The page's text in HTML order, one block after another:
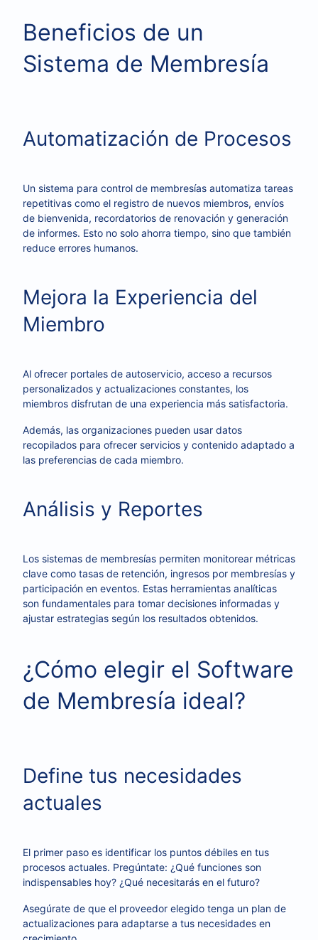
Beneficios de un
Sistema de Membresía
Automatización de Procesos
Un sistema para control de membresías automatiza tareas
repetitivas como el registro de nuevos miembros, envíos
de bienvenida, recordatorios de renovación y generación
de informes. Esto no solo ahorra tiempo, sino que también
reduce errores humanos.
Mejora la Experiencia del
Miembro
Al ofrecer portales de autoservicio, acceso a recursos
personalizados y actualizaciones constantes, los
miembros disfrutan de una experiencia más satisfactoria.
Además, las organizaciones pueden usar datos
recopilados para ofrecer servicios y contenido adaptado a
las preferencias de cada miembro.
Análisis y Reportes
Los sistemas de membresías permiten monitorear métricas
clave como tasas de retención, ingresos por membresías y
participación en eventos. Estas herramientas analíticas
son fundamentales para tomar decisiones informadas y
ajustar estrategias según los resultados obtenidos.
¿Cómo elegir el Software
de Membresía ideal?
Define tus necesidades
actuales
El primer paso es identificar los puntos débiles en tus
procesos actuales. Pregúntate: ¿Qué funciones son
indispensables hoy? ¿Qué necesitarás en el futuro?
Asegúrate de que el proveedor elegido tenga un plan de
actualizaciones para adaptarse a tus necesidades en